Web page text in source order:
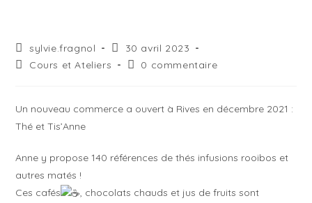
sylvie.fragnol
30 avril 2023
Cours et Ateliers
0 commentaire
Un nouveau commerce a ouvert à Rives en décembre 2021 :
Thé et Tis’Anne
Anne y propose 140 références de thés infusions rooibos et
autres matés !
Ces cafés
, chocolats chauds et jus de fruits sont